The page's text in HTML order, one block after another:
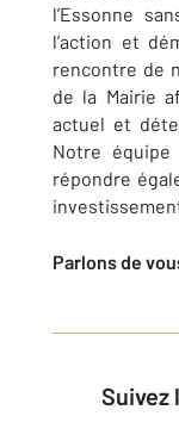
l’Essonne
l’action et
rencontre de
de la Mairie
actuel et
Notre
répondre
Parlons de
Suivez l’actualité immobilière et